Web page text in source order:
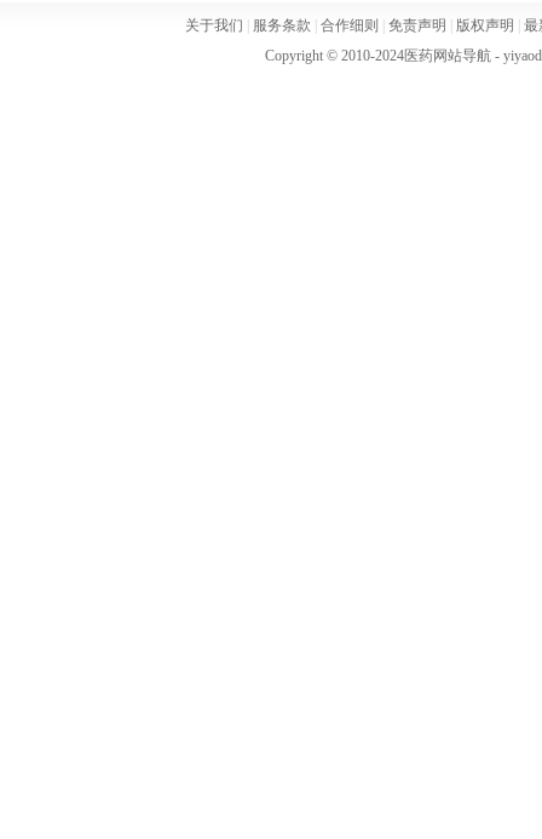
关于我们 服务条款 合作细则 免责声明 版权声明
最
Copyright © 2010-2024医药网站导航-